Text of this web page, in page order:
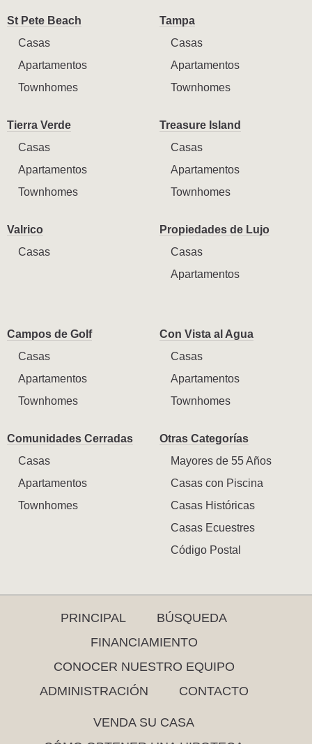
St Pete Beach
Casas
Apartamentos
Townhomes
Tampa
Casas
Apartamentos
Townhomes
Tierra Verde
Casas
Apartamentos
Townhomes
Treasure Island
Casas
Apartamentos
Townhomes
Valrico
Casas
Propiedades de Lujo
Casas
Apartamentos
Campos de Golf
Casas
Apartamentos
Townhomes
Con Vista al Agua
Casas
Apartamentos
Townhomes
Comunidades Cerradas
Casas
Apartamentos
Townhomes
Otras Categorías
Mayores de 55 Años
Casas con Piscina
Casas Históricas
Casas Ecuestres
Código Postal
PRINCIPAL
BÚSQUEDA
FINANCIAMIENTO
CONOCER NUESTRO EQUIPO
ADMINISTRACIÓN
CONTACTO
VENDA SU CASA